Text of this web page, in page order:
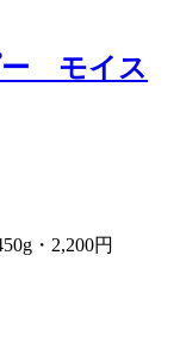
モイス
・2,200円